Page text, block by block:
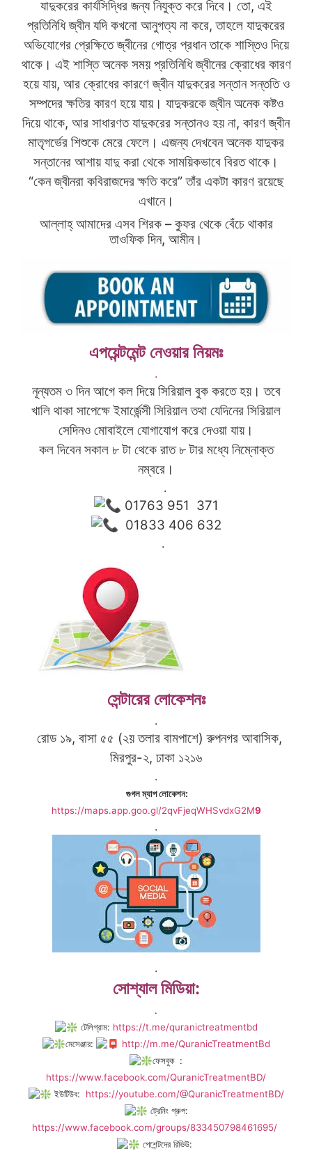
যাদুকরের কার্যসিদ্ধির জন্য নিযুক্ত করে দিবে। তো, এই
প্রতিনিধি জ্বীন যদি কখনো আনুগত্য না করে, তাহলে যাদুকরের
অভিযোগের প্রেক্ষিতে জ্বীনের গোত্র প্রধান তাকে শাস্তিও দিয়ে
থাকে। এই শাস্তি অনেক সময় প্রতিনিধি জ্বীনের ক্রোধের কারণ
হয়ে যায়, আর ক্রোধের কারণে জ্বীন যাদুকরের সন্তান সন্ততি ও
সম্পদের ক্ষতির কারণ হয়ে যায়। যাদুকরকে জ্বীন অনেক কষ্টও
দিয়ে থাকে, আর সাধারণত যাদুকরের সন্তানও হয় না, কারণ জ্বীন
মাতৃগর্ভের শিশুকে মেরে ফেলে। এজন্য দেখবেন অনেক যাদুকর
সন্তানের আশায় যাদু করা থেকে সাময়িকভাবে বিরত থাকে।
“কেন জ্বীনরা কবিরাজদের ক্ষতি করে” তাঁর একটা কারণ রয়েছে
এখানে।
আল্লাহ্‌ আমাদের এসব শিরক – কুফর থেকে বেঁচে থাকার
তাওফিক দিন, আমীন।
এপয়েন্টমেন্ট নেওয়ার নিয়মঃ
.
নূন্যতম ৩ দিন আগে কল দিয়ে সিরিয়াল বুক করতে হয়। তবে
খালি থাকা সাপেক্ষে ইমার্জেন্সী সিরিয়াল তথা যেদিনের সিরিয়াল
সেদিনও মোবাইলে যোগাযোগ করে দেওয়া যায়।
কল দিবেন সকাল ৮ টা থেকে রাত ৮ টার মধ্যে নিম্নোক্ত
নম্বরে।
.
01763 951 371
01833 406 632
.
সেন্টারের লোকেশনঃ
.
রোড ১৯, বাসা ৫৫ (২য় তলার বামপাশে) রুপনগর আবাসিক,
মিরপুর-২, ঢাকা ১২১৬
.
গুগল ম্যাপ লোকেশন:
https://maps.app.goo.gl/2qvFjeqWHSvdxG2M9
.
.
সোশ্যাল মিডিয়া:
.
টেলিগ্রাম: https://t.me/quranictreatmentbd
মেসেঞ্জার:
http://m.me/QuranicTreatmentBd
ফেসবুক :
https://www.facebook.com/QuranicTreatmentBD/
ইউটিউব: https://youtube.com/@QuranicTreatmentBD/
ট্রেনিং গ্রুপ:
https://www.facebook.com/groups/833450798461695/
পেশেন্টদের রিভিউ: